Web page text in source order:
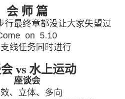
会 师 篇
行最终章都没让大家失望过
on 5.10
线任务同时进行
vs 水上运动
座谈会
、立体、多向